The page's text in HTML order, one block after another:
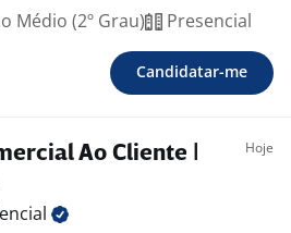
Médio (2º Grau) Presencial
Candidatar-me
Ao Cliente |
Hoje